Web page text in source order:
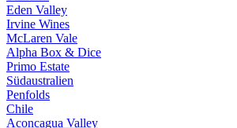
Eden Valley
Irvine Wines
McLaren Vale
Alpha Box & Dice
Primo Estate
Südaustralien
Penfolds
Chile
Aconcagua Valley